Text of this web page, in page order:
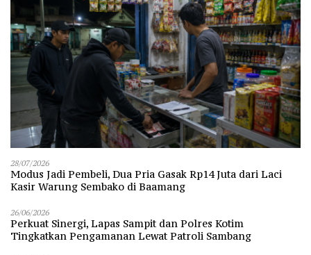
28/07/2026
Modus Jadi Pembeli, Dua Pria Gasak Rp14 Juta dari Laci
Kasir Warung Sembako di Baamang
26/06/2026
Perkuat Sinergi, Lapas Sampit dan Polres Kotim
Tingkatkan Pengamanan Lewat Patroli Sambang